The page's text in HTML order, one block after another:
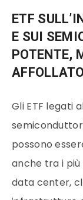
ETF
E SUI
POTENTE,
AFFOLLATO
Gli ETF legati
possono
anche tra i più
data center,